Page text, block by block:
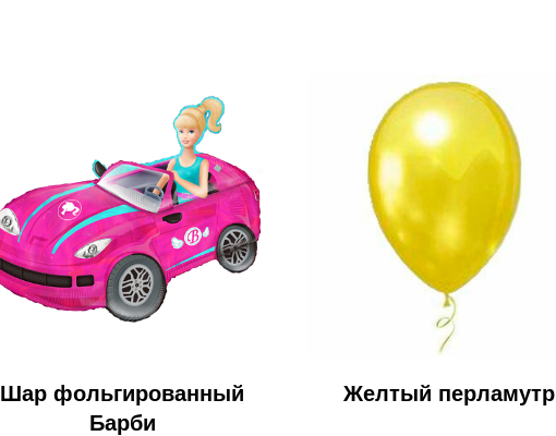
Шар фольгированный
Барби
Желтый перламутр